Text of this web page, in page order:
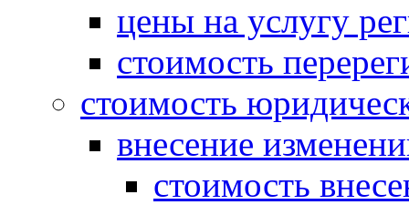
цены на услугу
стоимость
стоимость
внесение
стоимость